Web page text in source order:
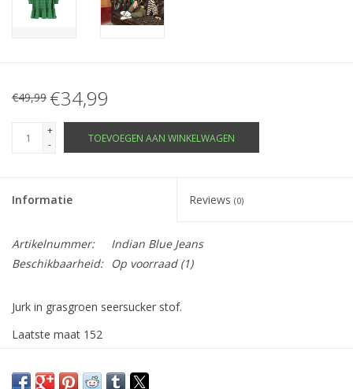
€49,99 €34,99
+
-
TOEVOEGEN AAN WINKELWAGEN
Informatie Reviews (0)
Artikelnummer:
Indian Blue Jeans
Beschikbaarheid:
Op voorraad(1)
Jurk in grasgroen seersucker stof.
Laatste maat 152